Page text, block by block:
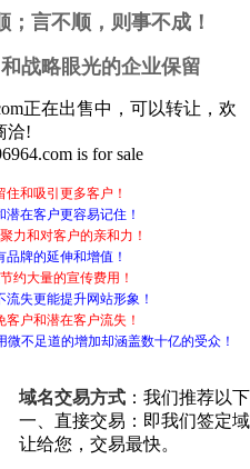
；言不顺，则事不成！
战略眼光的企业保留
正在出售中，可以转让，欢
洽!
is for sale
和吸引更多客户！
在客户更容易记住！
力和对客户的亲和力！
牌的延伸和增值！
约大量的宣传费用！
失更能提升网站形象！
户和潜在客户流失！
不足道的增加却涵盖数十亿的受众！
域名交易方式 ：我们推荐以
一、直接交易：即我们签定
让给您，交易最快。